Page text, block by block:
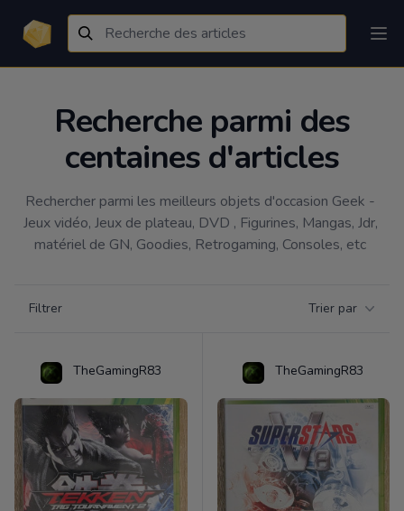
Recherche parmi des
centaines d'articles
Rechercher parmi les meilleurs objets d'occasion Geek -
Jeux vidéo, Jeux de plateau, DVD , Figurines, Mangas, Jdr,
matériel de GN, Goodies, Retrogaming, Consoles, etc
Filtrer Trier par
TheGamingR83 TheGamingR83